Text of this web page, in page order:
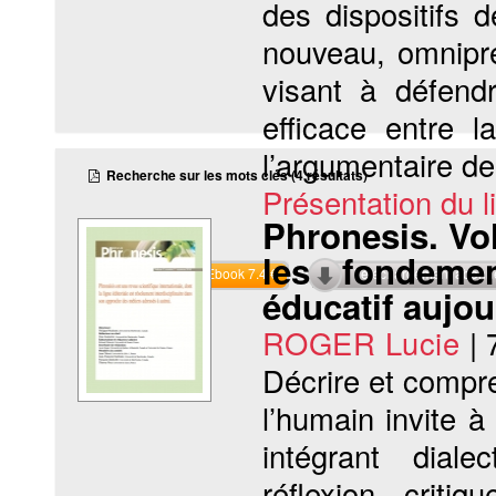
des dispositifs
nouveau,
visant à
efficace entre
l’argumentaire
Présentation du
Commander l'Ebook 7.4 € Téléchargement
Recherche sur les mots clés (4 résultats)
Phronesis.
les
éducatif
ROGER Lucie |
Décrire et
l’humain invite
intégrant